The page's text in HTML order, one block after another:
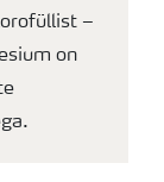
–
on